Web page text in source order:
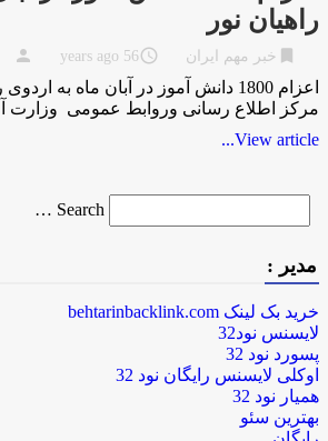
راهیان نور
خبر مهم ایران access_time
56 years ago
person
اعزام 1800 دانش آموز در آبان ماه به
مركز اطلاع رسانی وروابط عمومی وزارت
View article...
for
Search …
مدیر :
خرید بک لینک behtarinbacklink.com
لایسنس نود32
پسورد نود 32
اوکلی لایسنس رایگان نود 32
همیار نود 32
بهترین سئو